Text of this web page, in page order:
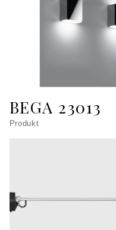
BEGA 23013
Produkt